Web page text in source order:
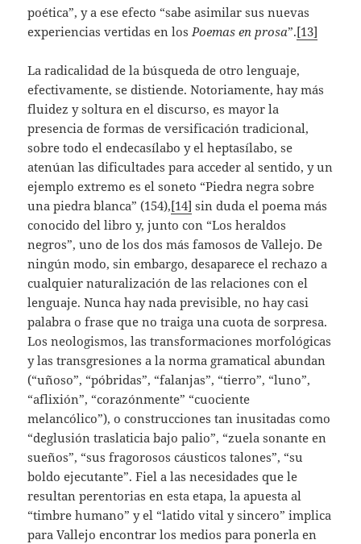
poética”, y a ese efecto “sabe asimilar sus nuevas
experiencias vertidas en los Poemas en prosa”.[13]
La radicalidad de la búsqueda de otro lenguaje,
efectivamente, se distiende. Notoriamente, hay más
fluidez y soltura en el discurso, es mayor la
presencia de formas de versificación tradicional,
sobre todo el endecasílabo y el heptasílabo, se
atenúan las dificultades para acceder al sentido, y un
ejemplo extremo es el soneto “Piedra negra sobre
una piedra blanca” (154),[14] sin duda el poema más
conocido del libro y, junto con “Los heraldos
negros”, uno de los dos más famosos de Vallejo. De
ningún modo, sin embargo, desaparece el rechazo a
cualquier naturalización de las relaciones con el
lenguaje. Nunca hay nada previsible, no hay casi
palabra o frase que no traiga una cuota de sorpresa.
Los neologismos, las transformaciones morfológicas
y las transgresiones a la norma gramatical abundan
(“uñoso”, “póbridas”, “falanjas”, “tierro”, “luno”,
“aflixión”, “corazónmente” “cuociente
melancólico”), o construcciones tan inusitadas como
“deglusión traslaticia bajo palio”, “zuela sonante en
sueños”, “sus fragorosos cáusticos talones”, “su
boldo ejecutante”. Fiel a las necesidades que le
resultan perentorias en esta etapa, la apuesta al
“timbre humano” y el “latido vital y sincero” implica
para Vallejo encontrar los medios para ponerla en